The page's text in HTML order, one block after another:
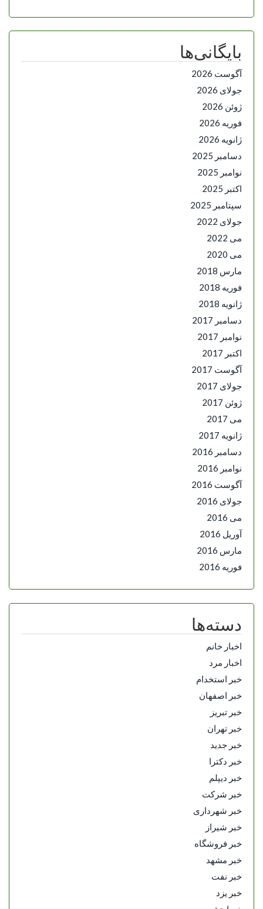
بایگانی‌ها
آگوست 2026
جولای 2026
ژوئن 2026
فوریه 2026
ژانویه 2026
دسامبر 2025
نوامبر 2025
اکتبر 2025
سپتامبر 2025
جولای 2022
می 2022
می 2020
مارس 2018
فوریه 2018
ژانویه 2018
دسامبر 2017
نوامبر 2017
اکتبر 2017
آگوست 2017
جولای 2017
ژوئن 2017
می 2017
ژانویه 2017
دسامبر 2016
نوامبر 2016
آگوست 2016
جولای 2016
می 2016
آوریل 2016
مارس 2016
فوریه 2016
دسته‌ها
اخبار خانم
اخبار مرد
خبر استخدام
خبر اصفهان
خبر تبریز
خبر تهران
خبر جدید
خبر دکترا
خبر دیپلم
خبر شرکت
خبر شهرداری
خبر شیراز
خبر فروشگاه
خبر مشهد
خبر نفت
خبر یزد